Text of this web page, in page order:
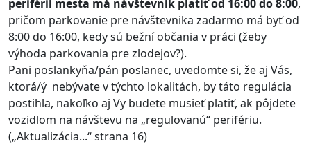
periférií mesta má návštevník platiť od 16:00 do 8:00,
pričom parkovanie pre návštevnika zadarmo má byť od
8:00 do 16:00, kedy sú bežní občania v práci (žeby
výhoda parkovania pre zlodejov?).
Pani poslankyňa/pán poslanec, uvedomte si, že aj Vás,
ktorá/ý nebývate v týchto lokalitách, by táto regulácia
postihla, nakoľko aj Vy budete musieť platiť, ak pôjdete
vozidlom na návštevu na „regulovanú“ perifériu.
(„Aktualizácia...“ strana 16)